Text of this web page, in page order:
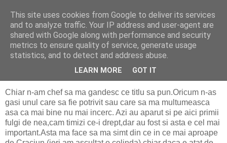
politically correct
sâmbătă, 25 ianuarie 2020
Chiar n-am chef sa ma gandesc ce titlu sa pun.Oricum n-as
gasi unul care sa fie potrivit sau care sa ma multumeasca
asa ca mai bine nu mai incerc. Azi au aparut si pe aici primii
fulgi de nea,cam timizi ce-i drept,dar au fost si asta e cel mai
important.Asta ma face sa ma simt din ce in ce mai aproape
This site uses cookies from Google to deliver its services
and to analyze traffic. Your IP address and user-agent are
shared with Google along with performance and security
metrics to ensure quality of service, generate usage
statistics, and to detect and address abuse.
LEARN MORE GOT IT